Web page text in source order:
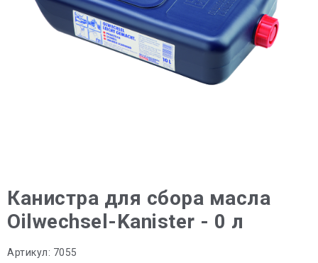
Канистра для сбора масла
Oilwechsel-Kanister - 0 л
Артикул: 7055